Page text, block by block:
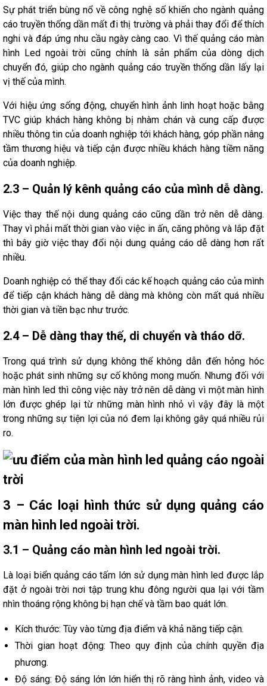
Sự phát triển bùng nổ về công nghệ số khiến cho ngành quảng
cáo truyền thống dần mất đi thị trường và phải thay đổi để thích
nghi và đáp ứng nhu cầu ngày càng cao. Vì thế quảng cáo màn
hình Led ngoài trời cũng chính là sản phẩm của dòng dịch
chuyển đó, giúp cho ngành quảng cáo truyền thống dần lấy lại
vị thế của mình.
Với hiệu ứng sống động, chuyển hình ảnh linh hoạt hoặc bằng
TVC giúp khách hàng không bị nhàm chán và cung cấp được
nhiều thông tin của doanh nghiệp tới khách hàng, góp phần nâng
tầm thương hiệu và tiếp cận được nhiều khách hàng tiềm năng
của doanh nghiệp.
2.3 – Quản lý kênh quảng cáo của mình dễ dàng.
Việc thay thế nội dung quảng cáo cũng dần trở nên dễ dàng.
Thay vì phải mất thời gian vào việc in ấn, căng phông và lắp đặt
thì bây giờ việc thay đổi nội dung quảng cáo dễ dàng hơn rất
nhiều.
Doanh nghiệp có thể thay đổi các kế hoạch quảng cáo của mình
để tiếp cận khách hàng dễ dàng mà không còn mất quá nhiều
thời gian và tiền bạc như trước.
2.4 – Dễ dàng thay thế, di chuyển và tháo dỡ.
Trong quá trình sử dụng không thể không dẫn đến hỏng hóc
hoặc phát sinh những sự cố không mong muốn. Nhưng đối với
màn hình led thì công việc này trở nên dễ dàng vì một màn hình
lớn được ghép lại từ những màn hình nhỏ vì vậy đây là một
trong những sự tiện lợi của nó đem lại không gây quá nhiều rủi
ro.
3 – Các loại hình thức sử dụng quảng cáo
màn hình led ngoài trời.
3.1 – Quảng cáo màn hình led ngoài trời.
Là loại biển quảng cáo tấm lớn sử dụng màn hình led được lắp
đặt ở ngoài trời nơi tập trung khu đông người qua lại với tầm
nhìn thoáng rộng không bị hạn chế và tầm bao quát lớn.
Kích thước: Tùy vào từng địa điểm và khả năng tiếp cận.
Thời gian hoạt động: Theo quy định của chính quyền địa
phương.
Độ sáng: Độ sáng lớn lớn hiển thị rõ ràng hình ảnh, video và